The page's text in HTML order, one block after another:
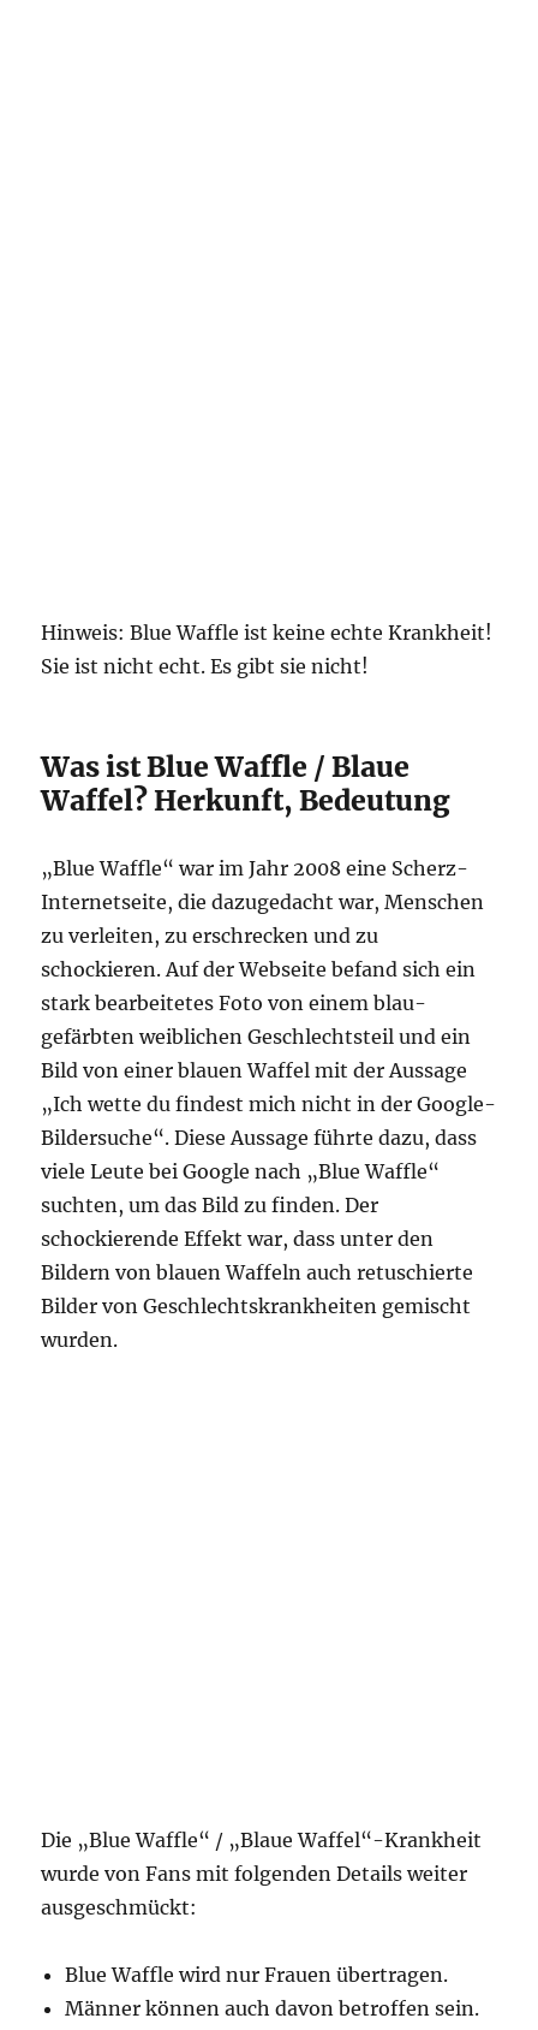
Hinweis: Blue Waffle ist keine echte Krankheit!
Sie ist nicht echt. Es gibt sie nicht!
Was ist Blue Waffle / Blaue
Waffel? Herkunft, Bedeutung
„Blue Waffle“ war im Jahr 2008 eine Scherz-
Internetseite, die dazugedacht war, Menschen
zu verleiten, zu erschrecken und zu
schockieren. Auf der Webseite befand sich ein
stark bearbeitetes Foto von einem blau-
gefärbten weiblichen Geschlechtsteil und ein
Bild von einer blauen Waffel mit der Aussage
„Ich wette du findest mich nicht in der Google-
Bildersuche“. Diese Aussage führte dazu, dass
viele Leute bei Google nach „Blue Waffle“
suchten, um das Bild zu finden. Der
schockierende Effekt war, dass unter den
Bildern von blauen Waffeln auch retuschierte
Bilder von Geschlechtskrankheiten gemischt
wurden.
Die „Blue Waffle“ / „Blaue Waffel“-Krankheit
wurde von Fans mit folgenden Details weiter
ausgeschmückt:
Blue Waffle wird nur Frauen übertragen.
Männer können auch davon betroffen sein.